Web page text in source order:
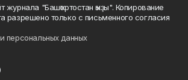
"Башҡортостан ҡыҙы". Копирование
разрешено только с письменного согласия
персональных данных